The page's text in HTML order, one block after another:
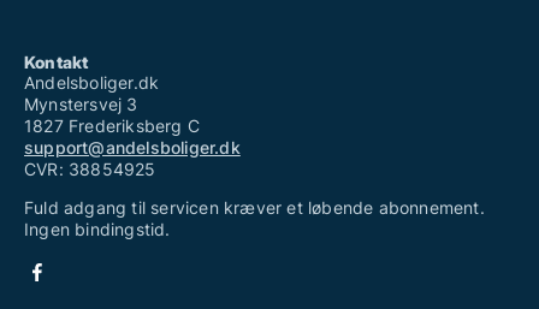
Kontakt
Andelsboliger.dk
Mynstersvej 3
1827 Frederiksberg C
support@andelsboliger.dk
CVR: 38854925
Fuld adgang til servicen kræver et løbende abonnement.
Ingen bindingstid.